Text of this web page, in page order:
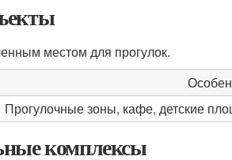
местом для прогулок.
Прогулочные зоны, кафе, детские
комплексы